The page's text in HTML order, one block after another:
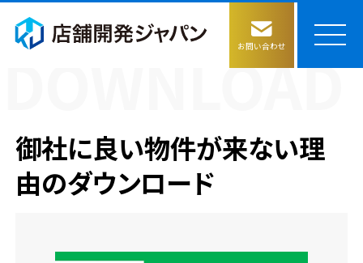
お問い合わせ
サービス
御社に良い物件が来ない理
由のダウンロード